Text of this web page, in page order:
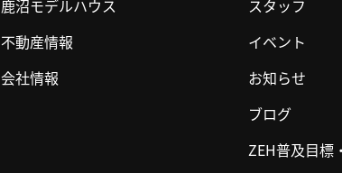
鹿沼モデルハウス
不動産情報
会社情報
スタッフ
イベント
お知らせ
ブログ
ZEH普及目標